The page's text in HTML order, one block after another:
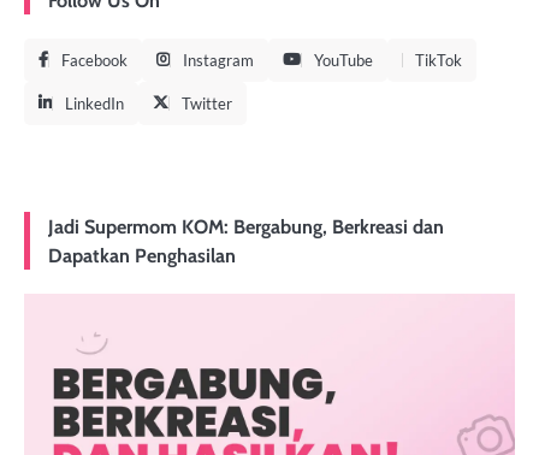
Facebook Instagram YouTube TikTok
LinkedIn Twitter
Jadi Supermom KOM: Bergabung, Berkreasi dan
Dapatkan Penghasilan